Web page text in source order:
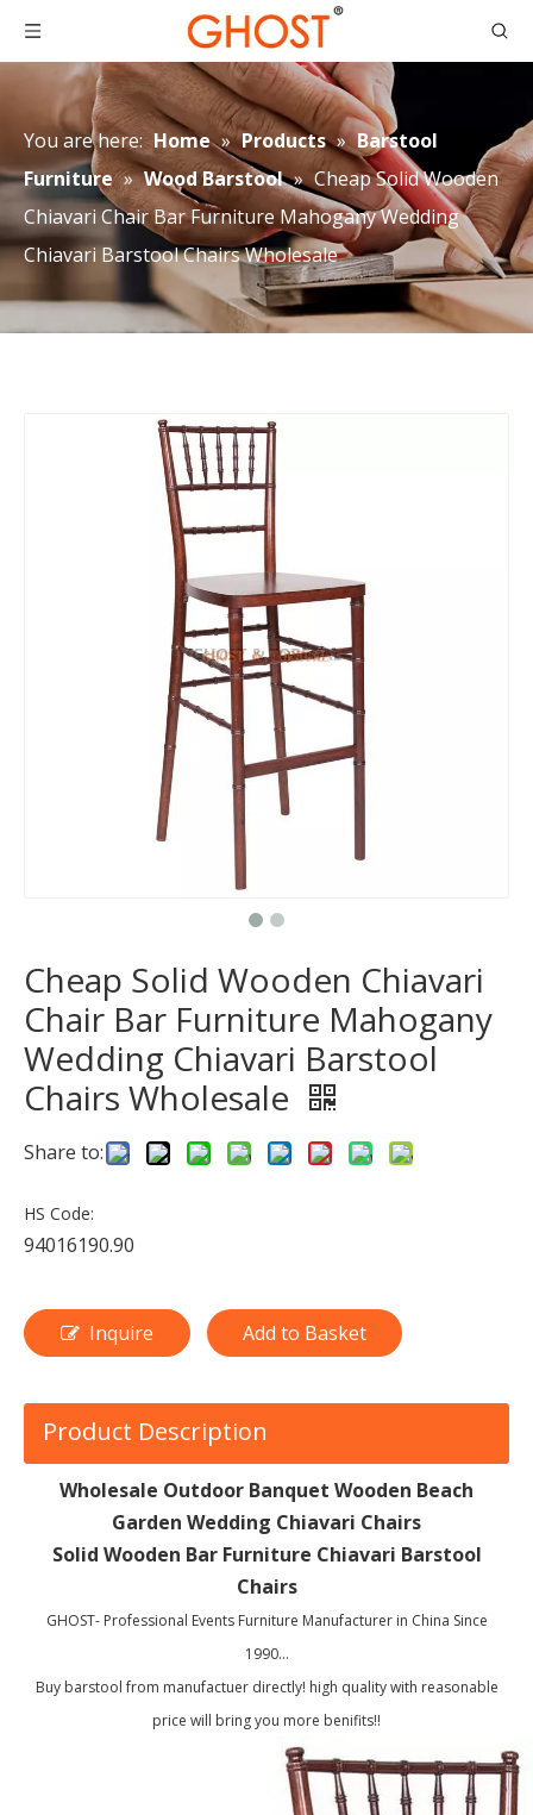
You are here: Home » Products » Barstool
Furniture » Wood Barstool » Cheap Solid Wooden
Chiavari Chair Bar Furniture Mahogany Wedding
Chiavari Barstool Chairs Wholesale
Cheap Solid Wooden Chiavari
Chair Bar Furniture Mahogany
Wedding Chiavari Barstool
Chairs Wholesale
Share to:
HS Code:
94016190.90
Inquire Add to Basket
Product Description
Wholesale Outdoor Banquet Wooden Beach
Garden Wedding Chiavari Chairs
Solid Wooden Bar Furniture Chiavari Barstool
Chairs
GHOST- Professional Events Furniture Manufacturer in China Since
1990...
Buy barstool from manufactuer directly! high quality with reasonable
price will bring you more benifits!!